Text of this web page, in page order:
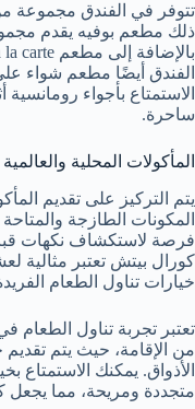
تتوفر في الفندق مجموعة
ذلك مطعم بوفيه يقدم
الفندق أيضًا مطعم شواء
الاستمتاع بأجواء
ساحرة.
المأكولات المحلية والعالمية
يتم التركيز على تقديم
المكونات الطازجة
فرصة لاستكشاف نكهات
كورال بيتش تعتبر مثالية
خيارات تناول الطعام
تعتبر تجربة تناول الطعام
من الإقامة، حيث يتم
الأذواق. يمكنك الاستمتاع
متجددة ومريحة، مما يجعل